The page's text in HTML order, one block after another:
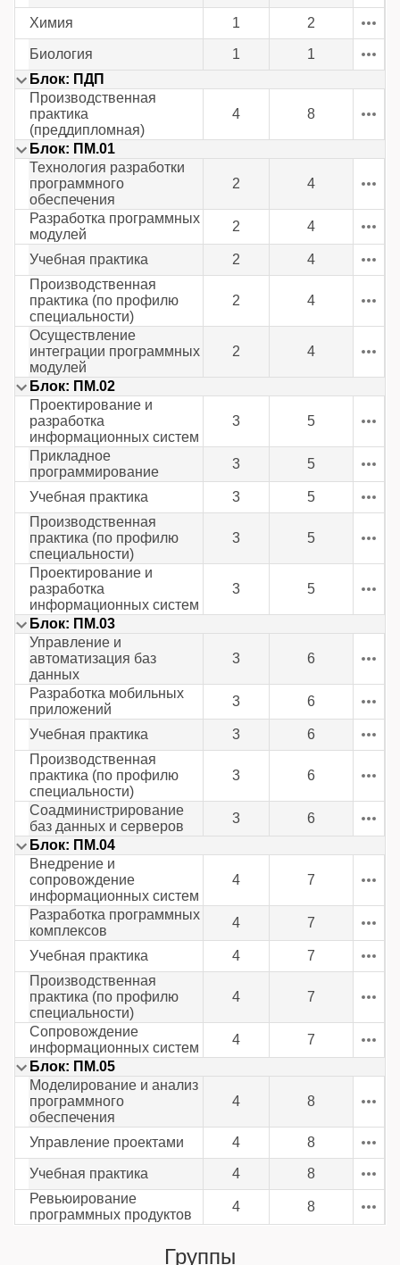
Химия 1 2
Биология 1
1
Блок: ПДП
Производственная
практика
(преддипломная)
4 8
Блок: ПМ.01
Технология разработки
программного
обеспечения
2 4
Разработка программных
модулей
2 4
Учебная практика 2
4
Производственная
практика (по профилю
специальности)
2 4
Осуществление
интеграции программных
модулей
2 4
Блок: ПМ.02
Проектирование и
разработка
информационных систем
3 5
Прикладное
программирование
3 5
Учебная практика 3
5
Производственная
практика (по профилю
специальности)
3 5
Проектирование и
разработка
информационных систем
3 5
Блок: ПМ.03
Управление и
автоматизация баз
данных
3 6
Разработка мобильных
приложений
3 6
Учебная практика 3
6
Производственная
практика (по профилю
специальности)
3 6
Соадминистрирование
баз данных и серверов
3
6
Блок: ПМ.04
Внедрение и
сопровождение
информационных систем
4 7
Разработка программных
комплексов
4 7
Учебная практика 4
7
Производственная
практика (по профилю
специальности)
4 7
Сопровождение
информационных систем
4
7
Блок: ПМ.05
Моделирование и анализ
программного
обеспечения
4 8
Управление проектами 4 8
Учебная практика 4
8
Ревьюирование
программных продуктов
4 8
Группы